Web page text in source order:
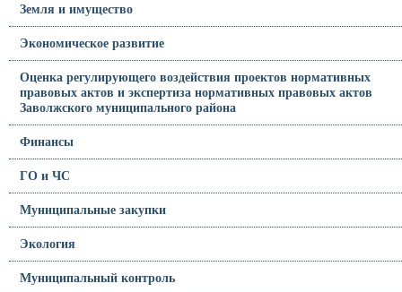
Земля и имущество
Экономическое развитие
Оценка регулирующего воздействия проектов нормативных
правовых актов и экспертиза нормативных правовых актов
Заволжского муниципального района
Финансы
ГО и ЧС
Муниципальные закупки
Экология
Муниципальный контроль